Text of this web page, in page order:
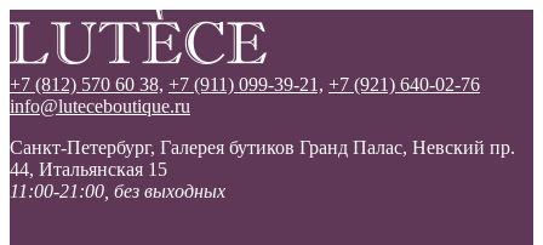
+7 (812) 570 60 38, +7 (911) 099-39-21, +7 (921) 640-02-76
info@luteceboutique.ru
Санкт-Петербург, Галерея бутиков Гранд Палас, Невский пр.
44, Итальянская 15
11:00-21:00, без выходных